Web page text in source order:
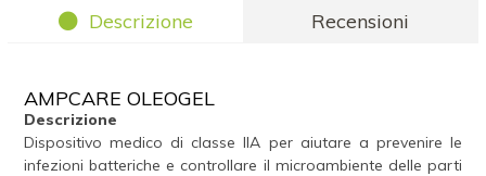
Descrizione Recensioni
AMPCARE OLEOGEL
Descrizione
Dispositivo medico di classe IIA per aiutare a prevenire le
infezioni batteriche e controllare il microambiente delle parti